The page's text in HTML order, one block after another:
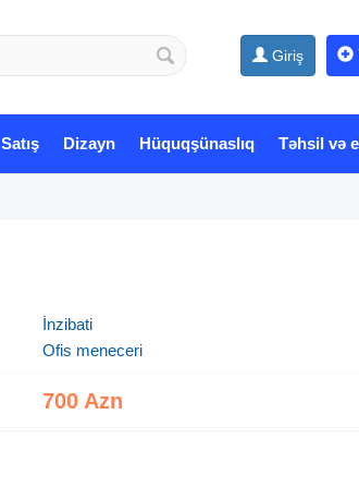
Giriş
Satış Dizayn Hüquqşünaslıq Təhsil və
İnzibati
Ofis meneceri
700 Azn